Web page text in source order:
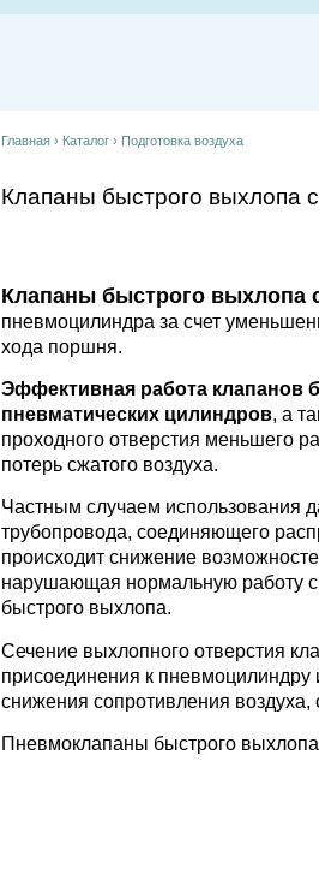
Главная › Каталог › Подготовка воздуха
Клапаны быстрого выхлопа
Клапаны быстрого выхлопа
пневмоцилиндра за счет
хода поршня.
Эффективная работа клапанов
пневматических цилиндров, а
проходного отверстия меньшего
потерь сжатого воздуха.
Частным случаем использования
трубопровода, соединяющего
происходит снижение
нарушающая нормальную работу
быстрого выхлопа.
Сечение выхлопного отверстия
присоединения к пневмоцилиндру
снижения сопротивления воздуха,
Пневмоклапаны быстрого